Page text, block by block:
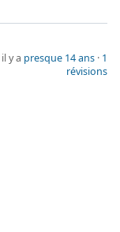
il y a presque 14 ans · 1
révisions